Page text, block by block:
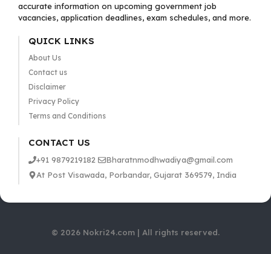
accurate information on upcoming government job
vacancies, application deadlines, exam schedules, and more.
QUICK LINKS
About Us
Contact us
Disclaimer
Privacy Policy
Terms and Conditions
CONTACT US
+91 9879219182
Bharatnmodhwadiya@gmail.com
At Post Visawada, Porbandar, Gujarat 369579, India
© 2026 Nokri24.com | All rights reserved.